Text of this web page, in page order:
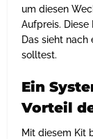
um diesen
Aufpreis.
Das sieht
solltest.
Ein
Vorteil
Mit diesem Kit